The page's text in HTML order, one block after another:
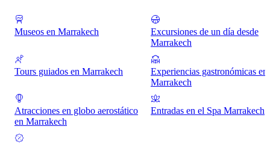
Museos en Marrakech
Excursiones de un día desde
Marrakech
Tours guiados en Marrakech
Experiencias gastronómicas en
Marrakech
Atracciones en globo aerostático
en Marrakech
Entradas en el Spa Marrakech